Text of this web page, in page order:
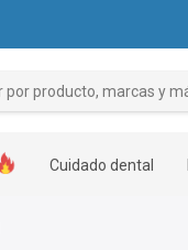
Cuidado dental